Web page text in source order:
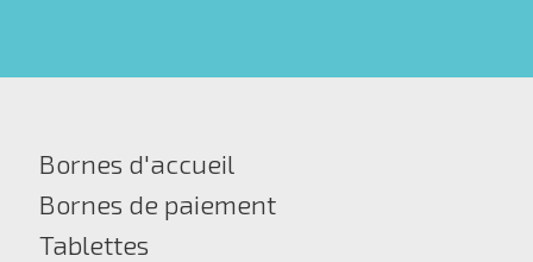
Bornes d'accueil
Bornes de paiement
Tablettes